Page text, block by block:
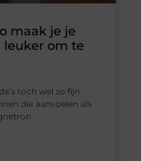
maak je je
leuker om te
toch wel zo fijn.
die aanvoelen als